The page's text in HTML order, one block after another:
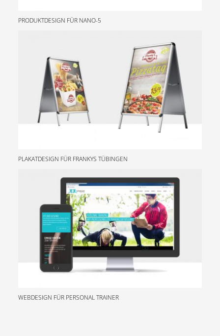
PRODUKTDESIGN FÜR NANO-5
PLAKATDESIGN FÜR FRANKYS TÜBINGEN
WEBDESIGN FÜR PERSONAL TRAINER